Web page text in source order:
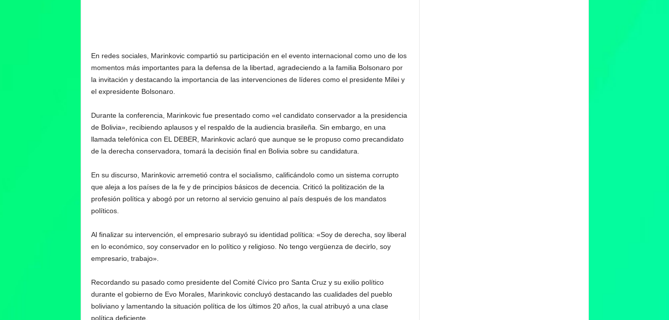
En redes sociales, Marinkovic compartió su participación en el evento internacional como uno de los
momentos más importantes para la defensa de la libertad, agradeciendo a la familia Bolsonaro por
la invitación y destacando la importancia de las intervenciones de líderes como el presidente Milei y
el expresidente Bolsonaro.
Durante la conferencia, Marinkovic fue presentado como «el candidato conservador a la presidencia
de Bolivia», recibiendo aplausos y el respaldo de la audiencia brasileña. Sin embargo, en una
llamada telefónica con EL DEBER, Marinkovic aclaró que aunque se le propuso como precandidato
de la derecha conservadora, tomará la decisión final en Bolivia sobre su candidatura.
En su discurso, Marinkovic arremetió contra el socialismo, calificándolo como un sistema corrupto
que aleja a los países de la fe y de principios básicos de decencia. Criticó la politización de la
profesión política y abogó por un retorno al servicio genuino al país después de los mandatos
políticos.
Al finalizar su intervención, el empresario subrayó su identidad política: «Soy de derecha, soy liberal
en lo económico, soy conservador en lo político y religioso. No tengo vergüenza de decirlo, soy
empresario, trabajo».
Recordando su pasado como presidente del Comité Cívico pro Santa Cruz y su exilio político
durante el gobierno de Evo Morales, Marinkovic concluyó destacando las cualidades del pueblo
boliviano y lamentando la situación política de los últimos 20 años, la cual atribuyó a una clase
política deficiente.